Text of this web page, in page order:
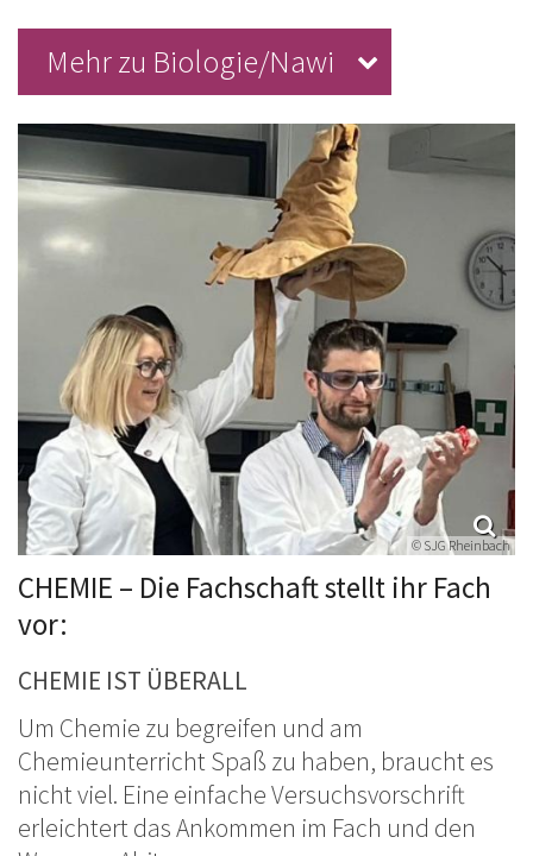
Mehr zu Biologie/Nawi
© SJG Rheinbach
CHEMIE – Die Fachschaft stellt ihr Fach
vor:
CHEMIE IST ÜBERALL
Um Chemie zu begreifen und am
Chemieunterricht Spaß zu haben, braucht es
nicht viel. Eine einfache Versuchsvorschrift
erleichtert das Ankommen im Fach und den